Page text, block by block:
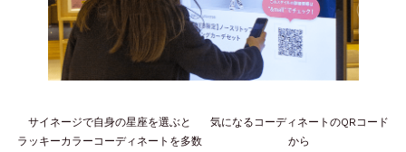
サイネージで自身の星座を選ぶと
ラッキーカラーコーディネートを多数
気になるコーディネートのQRコード
から